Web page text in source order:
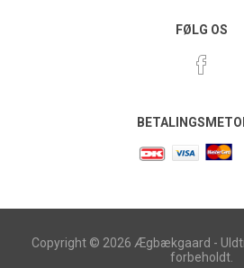
FØLG OS
Copyright © 2026 Ægbækgaard -
forbeholdt.